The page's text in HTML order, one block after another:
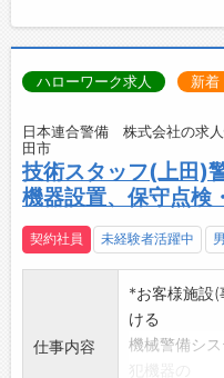
ハローワーク求人 新着
日本連合警備 株式会社の求
田市
技術スタッフ(上田)
機器設置、保守点検
契約社員 未経験者活躍中
仕事内容
*お客様施設(
ける
機械警備シ